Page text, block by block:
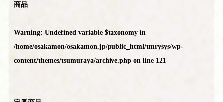
商品
Warning: Undefined variable $taxonomy in
/home/osakamon/osakamon.jp/public_html/tmrysys/wp-
content/themes/tsumuraya/archive.php on line 121